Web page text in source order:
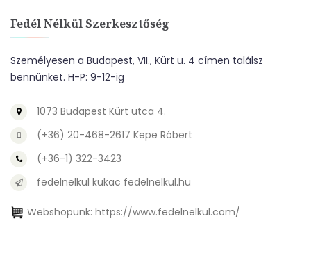
Fedél Nélkül Szerkesztőség
Személyesen a Budapest, VII., Kürt u. 4 címen találsz
bennünket. H-P: 9-12-ig
1073 Budapest Kürt utca 4.
(+36) 20-468-2617 Kepe Róbert
(+36-1) 322-3423
fedelnelkul kukac fedelnelkul.hu
Webshopunk: https://www.fedelnelkul.com/